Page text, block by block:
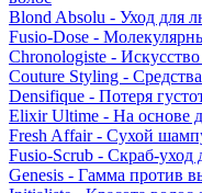
Blond Absolu - Уход для
Fusio-Dose -
Chronologiste -
Couture Styling -
Densifique - Потеря
Elixir Ultime - На основе
Fresh Affair - Сухой
Fusio-Scrub - Скраб-
Genesis - Гамма против